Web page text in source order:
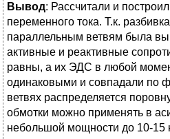
Вывод: Рассчитали и
переменного тока. Т.к.
параллельным ветвям была
активные и реактивные
равны, а их ЭДС в любой
одинаковыми и совпадали по
ветвях распределяется
обмотки можно применять в
небольшой мощности до 10-15